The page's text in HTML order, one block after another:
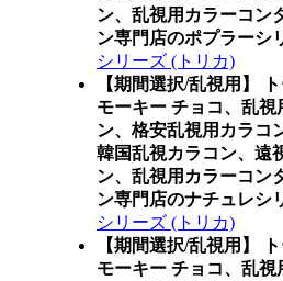
ン、乱視用カラーコン
ン専門店のポプラーシ
シリーズ (トリカ)
【期間選択/乱視用】
モーキー チョコ、乱
ン、格安乱視用カラコ
韓国乱視カラコン、遠
ン、乱視用カラーコン
ン専門店のナチュレシ
シリーズ (トリカ)
【期間選択/乱視用】
モーキー チョコ、乱